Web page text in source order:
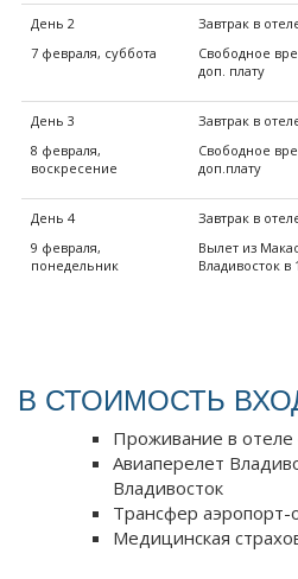
День 2
7 февраля, суббота
Завтрак в
Свободное
доп. плату
День 3
8 февраля,
воскресение
Завтрак в
Свободное
доп.плату
День 4
9 февраля,
понедельник
Завтрак в
Вылет из
Владивосток в
В СТОИМОСТЬ
Проживание в отеле
Авиаперелет
Владивосток
Трансфер аэропорт-
Медицинская